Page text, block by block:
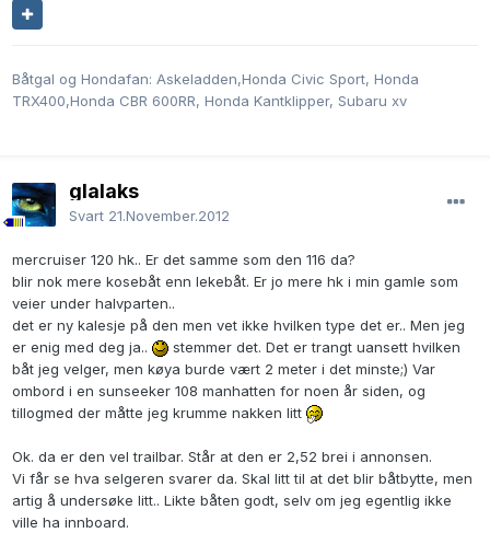
Båtgal og Hondafan: Askeladden,Honda Civic Sport, Honda
TRX400,Honda CBR 600RR, Honda Kantklipper, Subaru xv
glalaks
Svart 21.November.2012
mercruiser 120 hk.. Er det samme som den 116 da?
blir nok mere kosebåt enn lekebåt. Er jo mere hk i min gamle som
veier under halvparten..
det er ny kalesje på den men vet ikke hvilken type det er.. Men jeg
er enig med deg ja..
stemmer det. Det er trangt uansett hvilken
båt jeg velger, men køya burde vært 2 meter i det minste;) Var
ombord i en sunseeker 108 manhatten for noen år siden, og
tillogmed der måtte jeg krumme nakken litt
Ok. da er den vel trailbar. Står at den er 2,52 brei i annonsen.
Vi får se hva selgeren svarer da. Skal litt til at det blir båtbytte, men
artig å undersøke litt.. Likte båten godt, selv om jeg egentlig ikke
ville ha innboard.